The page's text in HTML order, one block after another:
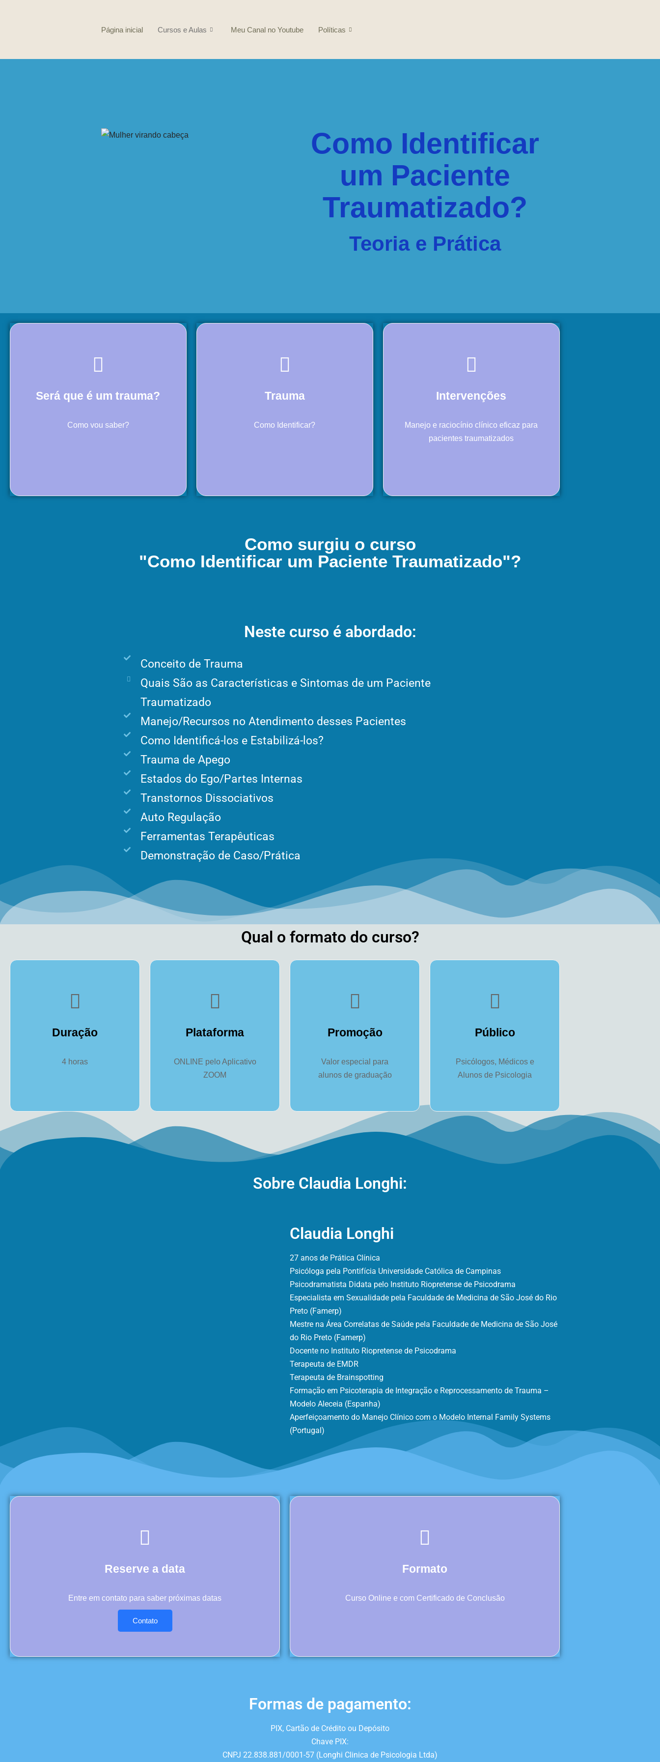
Página inicial Cursos e Aulas Meu Canal no Youtube Políticas
Como Identificar
um Paciente
Traumatizado?
Teoria e Prática
Será que é um trauma?
Como vou saber?
Trauma
Como Identificar?
Intervenções
Manejo e raciocínio clínico eficaz para
pacientes traumatizados
Como surgiu o curso
"Como Identificar um Paciente Traumatizado"?
Neste curso é abordado:
Conceito de Trauma
Quais São as Características e Sintomas de um Paciente
Traumatizado
Manejo/Recursos no Atendimento desses Pacientes
Como Identificá-los e Estabilizá-los?
Trauma de Apego
Estados do Ego/Partes Internas
Transtornos Dissociativos
Auto Regulação
Ferramentas Terapêuticas
Demonstração de Caso/Prática
Qual o formato do curso?
Duração
4 horas
Plataforma
ONLINE pelo Aplicativo
ZOOM
Promoção
Valor especial para
alunos de graduação
Público
Psicólogos, Médicos e
Alunos de Psicologia
Sobre Claudia Longhi:
Claudia Longhi
27 anos de Prática Clínica
Psicóloga pela Pontifícia Universidade Católica de Campinas
Psicodramatista Didata pelo Instituto Riopretense de Psicodrama
Especialista em Sexualidade pela Faculdade de Medicina de São José do Rio
Preto (Famerp)
Mestre na Área Correlatas de Saúde pela Faculdade de Medicina de São José
do Rio Preto (Famerp)
Docente no Instituto Riopretense de Psicodrama
Terapeuta de EMDR
Terapeuta de Brainspotting
Formação em Psicoterapia de Integração e Reprocessamento de Trauma –
Modelo Aleceia (Espanha)
Aperfeiçoamento do Manejo Clínico com o Modelo Internal Family Systems
(Portugal)
Reserve a data
Entre em contato para saber próximas datas
Contato
Formato
Curso Online e com Certificado de Conclusão
Formas de pagamento:
PIX, Cartão de Crédito ou Depósito
Chave PIX:
CNPJ 22.838.881/0001-57 (Longhi Clinica de Psicologia Ltda)